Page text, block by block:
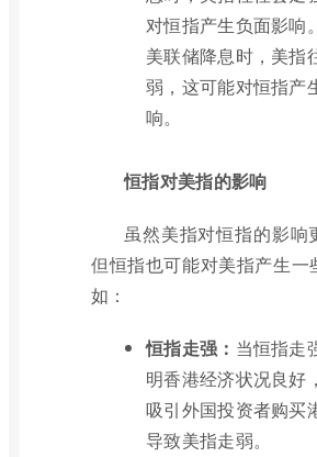
对恒指产生负面影响
美联储降息时，美指
弱，这可能对恒指产
响。
恒指对美指的影响
虽然美指对恒指的影响
但恒指也可能对美指产生一
如：
恒指走强： 当恒指走
明香港经济状况良好
吸引外国投资者购买
导致美指走弱。